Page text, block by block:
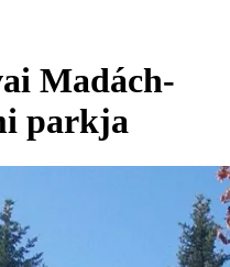
Madách-
parkja